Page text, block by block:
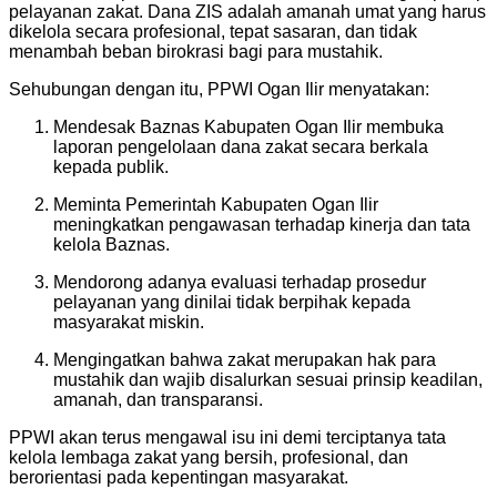
pelayanan zakat. Dana ZIS adalah amanah umat yang harus
dikelola secara profesional, tepat sasaran, dan tidak
menambah beban birokrasi bagi para mustahik.
Sehubungan dengan itu, PPWI Ogan Ilir menyatakan:
Mendesak Baznas Kabupaten Ogan Ilir membuka
laporan pengelolaan dana zakat secara berkala
kepada publik.
Meminta Pemerintah Kabupaten Ogan Ilir
meningkatkan pengawasan terhadap kinerja dan tata
kelola Baznas.
Mendorong adanya evaluasi terhadap prosedur
pelayanan yang dinilai tidak berpihak kepada
masyarakat miskin.
Mengingatkan bahwa zakat merupakan hak para
mustahik dan wajib disalurkan sesuai prinsip keadilan,
amanah, dan transparansi.
PPWI akan terus mengawal isu ini demi terciptanya tata
kelola lembaga zakat yang bersih, profesional, dan
berorientasi pada kepentingan masyarakat.